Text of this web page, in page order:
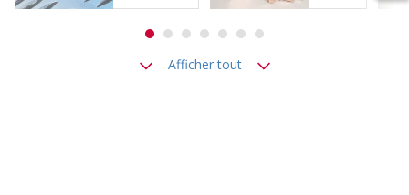
Afficher tout